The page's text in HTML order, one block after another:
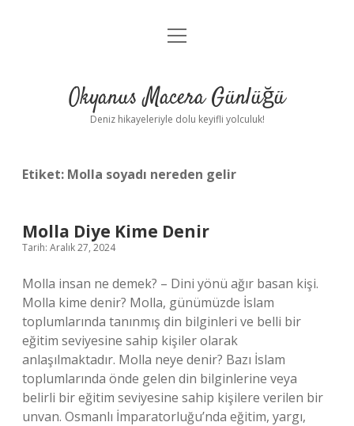
Anasayfa
Yasal Uyarı
menüyü
Okyanus Macera Günlüğü
Deniz hikayeleriyle dolu keyifli yolculuk!
Etiket: Molla soyadı nereden gelir
Molla Diye Kime Denir
Tarih: Aralık 27, 2024
Molla insan ne demek? – Dini yönü ağır basan kişi.
Molla kime denir? Molla, günümüzde İslam
toplumlarında tanınmış din bilginleri ve belli bir
eğitim seviyesine sahip kişiler olarak
anlaşılmaktadır. Molla neye denir? Bazı İslam
toplumlarında önde gelen din bilginlerine veya
belirli bir eğitim seviyesine sahip kişilere verilen bir
unvan. Osmanlı İmparatorluğu’nda eğitim, yargı,